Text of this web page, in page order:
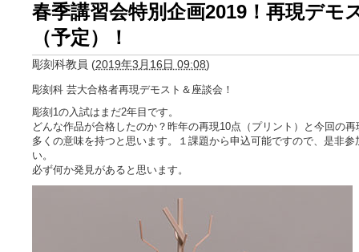
春季講習会特別企画2019！再現デモ
（予定）！
彫刻科教員 (2019年3月16日 09:08)
彫刻科 芸大合格者再現デモスト＆座談会！
彫刻1の入試はまだ2年目です。
どんな作品が合格したのか？昨年の再現10点（プリント）と今回の
多くの意味を持つと思います。１課題から申込可能ですので、是非参
い。
必ず何か発見があると思います。